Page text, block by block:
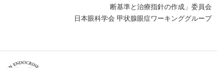
断基準と治療指針の作成」委員会
日本眼科学会 甲状腺眼症ワーキンググループ